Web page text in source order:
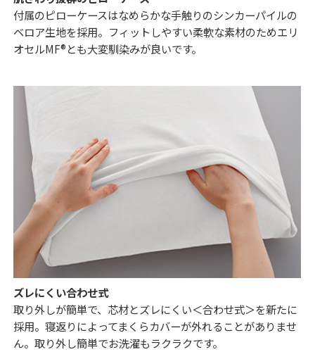
付属のピローケースはなめらかな手触りのシンカーパイルの
ベロア生地を採用。フィットしやすい柔軟な素材のためエリ
オセルMF®とも大変馴染みが良いです。
ズレにくい合わせ式
取り外しが簡単で、芯材とズレにくい＜合わせ式＞を新たに
採用。寝返りによってまくらカバーが外れることがありませ
ん。取り外し簡単でお洗濯もラクラクです。